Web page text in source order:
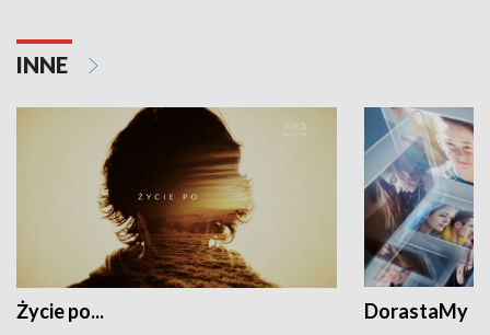
INNE
Życie po... DorastaMy